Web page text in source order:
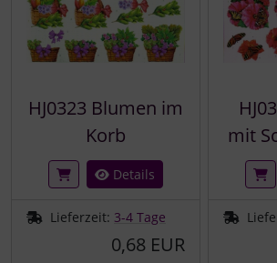
HJ0323 Blumen im
Korb
Details
Lieferzeit: 3-4 Tage
0,68 EUR
mit